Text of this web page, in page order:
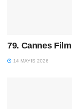
79. Cannes
14 MAYIS 2026